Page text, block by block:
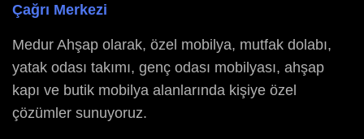
Çağrı Merkezi
Medur Ahşap olarak, özel mobilya, mutfak dolabı,
yatak odası takımı, genç odası mobilyası, ahşap
kapı ve butik mobilya alanlarında kişiye özel
çözümler sunuyoruz.